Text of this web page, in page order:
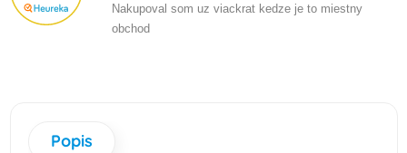
Nakupoval som uz viackrat kedze je to miestny
obchod
Popis